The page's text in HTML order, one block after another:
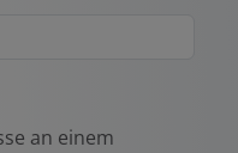
an einem